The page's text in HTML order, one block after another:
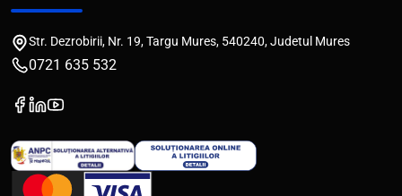
Str. Dezrobirii, Nr. 19, Targu Mures, 540240, Judetul Mures
0721 635 532